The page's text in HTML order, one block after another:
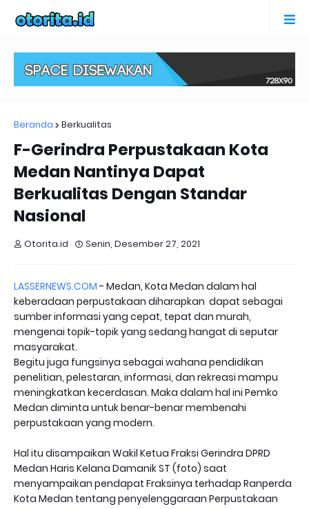
Beranda Berkualitas
F-Gerindra Perpustakaan Kota
Medan Nantinya Dapat
Berkualitas Dengan Standar
Nasional
Otorita.id Senin, Desember 27, 2021
LASSERNEWS.COM - Medan, Kota Medan dalam hal
keberadaan perpustakaan diharapkan dapat sebagai
sumber informasi yang cepat, tepat dan murah,
mengenai topik-topik yang sedang hangat di seputar
masyarakat.
Begitu juga fungsinya sebagai wahana pendidikan
penelitian, pelestaran, informasi, dan rekreasi mampu
meningkatkan kecerdasan. Maka dalam hal ini Pemko
Medan diminta untuk benar-benar membenahi
perpustakaan yang modern.
Hal itu disampaikan Wakil Ketua Fraksi Gerindra DPRD
Medan Haris Kelana Damanik ST (foto) saat
menyampaikan pendapat Fraksinya terhadap Ranperda
Kota Medan tentang penyelenggaraan Perpustakaan